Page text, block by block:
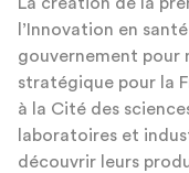
La création de la
l’Innovation en
gouvernement pour
stratégique pour la
à la Cité des
laboratoires et
découvrir leurs